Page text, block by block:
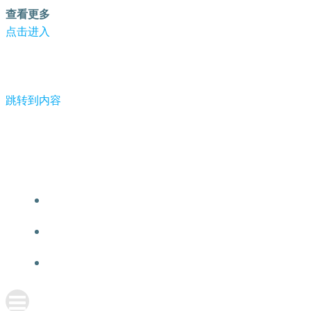
查看更多
点击进入
跳转到内容